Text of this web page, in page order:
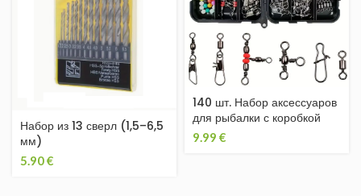
Набор из 13 сверл (1,5–6,5
мм)
5.90€
140 шт. Набор аксессуаров
для рыбалки с коробкой
9.99 €